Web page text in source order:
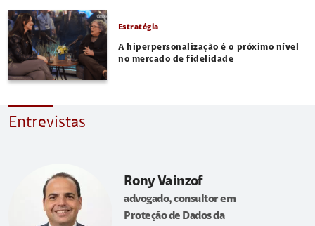
Estratégia
A hiperpersonalização é o próximo nível
no mercado de fidelidade
Entrevistas
Rony Vainzof
advogado, consultor em
Proteção de Dados da